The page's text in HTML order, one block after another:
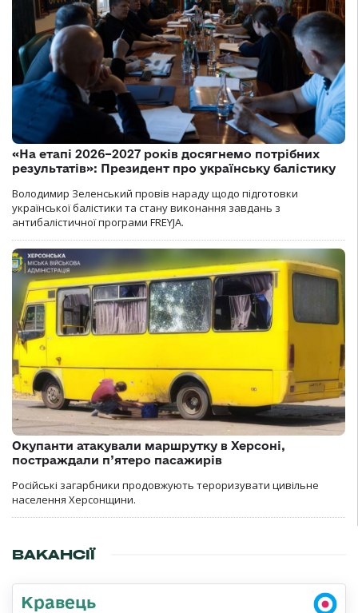
«На етапі 2026–2027 років досягнемо потрібних
результатів»: Президент про українську балістику
Володимир Зеленський провів нараду щодо підготовки
української балістики та стану виконання завдань з
антибалістичної програми FREYJA.
Окупанти атакували маршрутку в Херсоні,
постраждали п’ятеро пасажирів
Російські загарбники продовжують тероризувати цивільне
населення Херсонщини.
ВАКАНСІЇ
Кравець